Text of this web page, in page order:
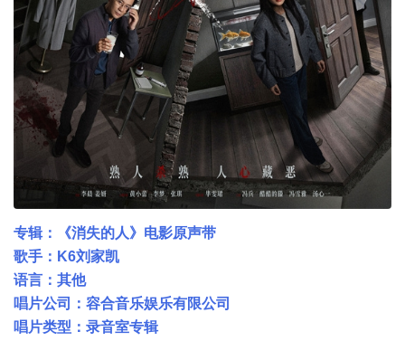
专辑：《消失的人》电影原声带
歌手：K6刘家凯
语言：其他
唱片公司：容合音乐娱乐有限公司
唱片类型：录音室专辑